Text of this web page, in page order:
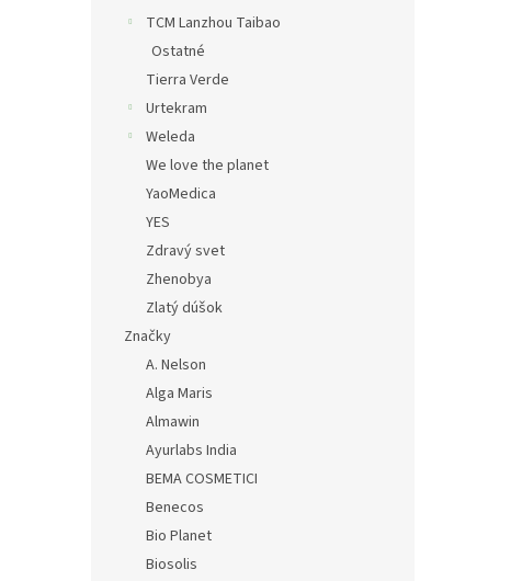
TCM Lanzhou Taibao
Ostatné
Tierra Verde
Urtekram
Weleda
We love the planet
YaoMedica
YES
Zdravý svet
Zhenobya
Zlatý dúšok
Značky
A. Nelson
Alga Maris
Almawin
Ayurlabs India
BEMA COSMETICI
Benecos
Bio Planet
Biosolis